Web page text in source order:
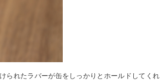
られたラバーが缶をしっかりとホールドしてくれ